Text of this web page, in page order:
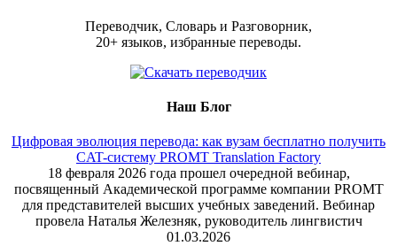
Переводчик, Словарь и Разговорник,
20+ языков, избранные переводы.
Наш Блог
Цифровая эволюция перевода: как вузам бесплатно получить
CAT-систему PROMT Translation Factory
18 февраля 2026 года прошел очередной вебинар,
посвященный Академической программе компании PROMT
для представителей высших учебных заведений. Вебинар
провела Наталья Железняк, руководитель лингвистич
01.03.2026